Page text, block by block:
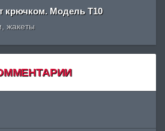
крючком. Модель Т10
жакеты